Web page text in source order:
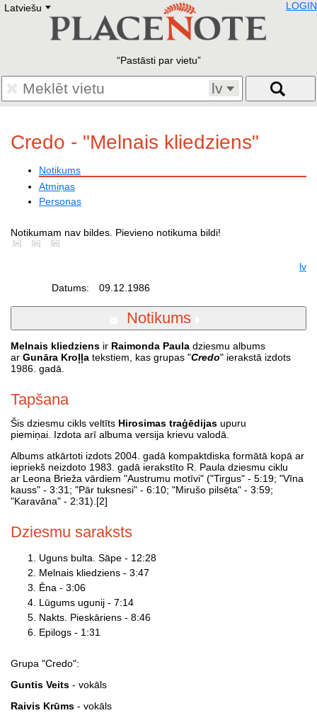
Latviešu E
Deutsch
Francais
Polski
Eestikeelne
LOGIN
Pastāsti par vietu
lv
Credo - "Melnais kliedziens"
Notikums
Atmiņas
Personas
Notikumam nav bildes. Pievieno notikuma bildi!
lv
Datums:
09.12.1986
Notikums
Melnais kliedziens ir Raimonda Paula dziesmu albums
ar Gunāra Kroļļa tekstiem, kas grupas "Credo" ierakstā izdots
1986. gadā.
Tapšana
Šis dziesmu cikls veltīts Hirosimas traģēdijas upuru
piemiņai. Izdota arī albuma versija krievu valodā.
Albums atkārtoti izdots 2004. gadā kompaktdiska formātā kopā ar
iepriekš neizdoto 1983. gadā ierakstīto R. Paula dziesmu ciklu
ar Leona Brieža vārdiem "Austrumu motīvi" ("Tirgus" - 5:19; "Vīna
kauss" - 3:31; "Pār tuksnesi" - 6:10; "Mirušo pilsēta" - 3:59;
"Karavāna" - 2:31).[2]
Dziesmu saraksts
Uguns bulta. Sāpe - 12:28
Melnais kliedziens - 3:47
Ēna - 3:06
Lūgums ugunij - 7:14
Nakts. Pieskāriens - 8:46
Epilogs - 1:31
Grupa "Credo":
Guntis Veits - vokāls
Raivis Krūms - vokāls